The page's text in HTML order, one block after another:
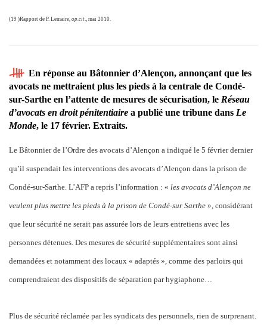
(19 )Rapport de P. Lemaire, op.cit ., mai 2010.
En réponse au Bâtonnier d’Alençon, annonçant que les
avocats ne mettraient plus les pieds à la centrale de Condé-
sur-Sarthe en l’attente de mesures de sécurisation, le Réseau
d’avocats en droitpénitentiaire a publié une tribune dans Le
Monde, le 17 février. Extraits.
Le Bâtonnier de l’Ordre des avocats d’Alençon a indiqué le 5 février dernier
qu’il suspendait les interventions des avocats d’Alençon dans la prison de
Condé-sur-Sarthe. L’AFP a repris l’information : « les avocats d’Alençon ne
veulent plus mettre les pieds à la prison de Condé-sur Sarthe », considérant
que leur sécurité ne serait pas assurée lors de leurs entretiens avec les
personnes détenues. Des mesures de sécurité supplémentaires sont ainsi
demandées et notamment des locaux « adaptés », comme des parloirs qui
comprendraient des dispositifs de séparation par hygiaphone…
Plus de sécurité réclamée par les syndicats des personnels, rien de surprenant.